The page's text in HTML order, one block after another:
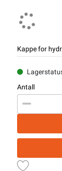
Kappe for
Antall